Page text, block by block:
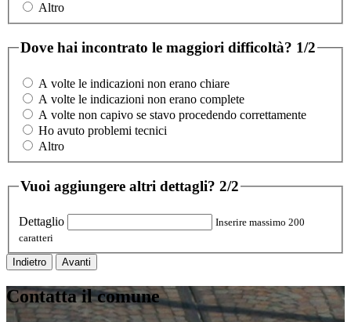
Altro
Dove hai incontrato le maggiori difficoltà? 1/2
A volte le indicazioni non erano chiare
A volte le indicazioni non erano complete
A volte non capivo se stavo procedendo correttamente
Ho avuto problemi tecnici
Altro
Vuoi aggiungere altri dettagli? 2/2
Dettaglio
Inserire massimo 200
caratteri
Indietro Avanti
Contatta il comune